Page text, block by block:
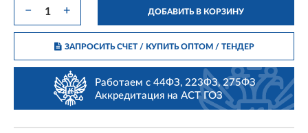
− + ДОБАВИТЬ В КОРЗИНУ
ЗАПРОСИТЬ СЧЕТ / КУПИТЬ ОПТОМ/ ТЕНДЕР
Работаем с 44ФЗ, 223ФЗ, 275ФЗ
Аккредитация на АСТ ГОЗ